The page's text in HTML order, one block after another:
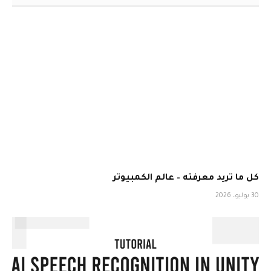
كل ما تريد معرفته – عالم الكمبيوتر
30 يوليو، 2026